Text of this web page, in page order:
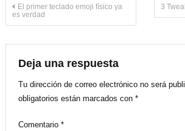
Navegación
entradas
El primer teclado emoji físico ya
es verdad
3
Deja una respuesta
Tu dirección de correo electrónico no será
obligatorios están marcados con *
Comentario *